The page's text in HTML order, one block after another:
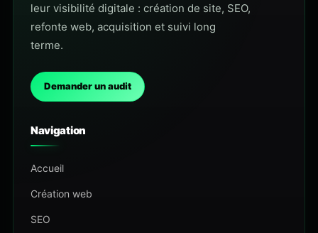
leur visibilité digitale : création de site, SEO,
refonte web, acquisition et suivi long
terme.
Demander un audit
Navigation
Accueil
Création web
SEO